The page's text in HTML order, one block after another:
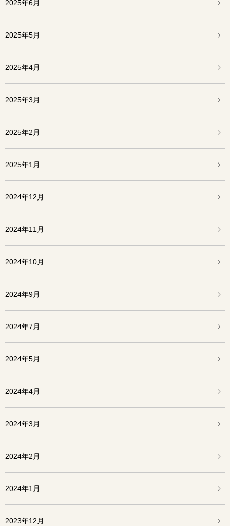
2025年6月
2025年5月
2025年4月
2025年3月
2025年2月
2025年1月
2024年12月
2024年11月
2024年10月
2024年9月
2024年7月
2024年5月
2024年4月
2024年3月
2024年2月
2024年1月
2023年12月